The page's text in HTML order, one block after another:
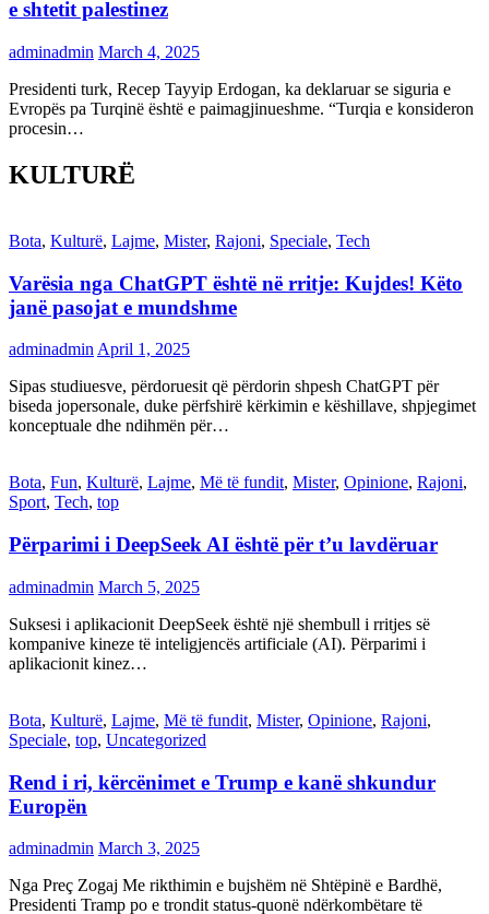
e shtetit palestinez
adminadmin March 4, 2025
Presidenti turk, Recep Tayyip Erdogan, ka deklaruar se siguria e
Evropës pa Turqinë është e paimagjinueshme. “Turqia e konsideron
procesin…
KULTURË
Bota, Kulturë, Lajme, Mister, Rajoni, Speciale, Tech
Varësia nga ChatGPT është në rritje: Kujdes! Këto
janë pasojat e mundshme
adminadmin April 1, 2025
Sipas studiuesve, përdoruesit që përdorin shpesh ChatGPT për
biseda jopersonale, duke përfshirë kërkimin e këshillave, shpjegimet
konceptuale dhe ndihmën për…
Bota, Fun, Kulturë, Lajme, Më të fundit, Mister, Opinione, Rajoni,
Sport, Tech, top
Përparimi i DeepSeek AI është për t’u lavdëruar
adminadmin March 5, 2025
Suksesi i aplikacionit DeepSeek është një shembull i rritjes së
kompanive kineze të inteligjencës artificiale (AI). Përparimi i
aplikacionit kinez…
Bota, Kulturë, Lajme, Më të fundit, Mister, Opinione, Rajoni,
Speciale, top, Uncategorized
Rend i ri, kërcënimet e Trump e kanë shkundur
Europën
adminadmin March 3, 2025
Nga Preç Zogaj Me rikthimin e bujshëm në Shtëpinë e Bardhë,
Presidenti Tramp po e trondit status-quonë ndërkombëtare të